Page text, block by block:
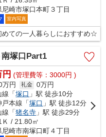
尼崎市塚口本町３丁目
室内写真
めての一人暮らしにおすすめ☆
塚口Part1
(管理費等：3000円 )
万円 礼金 0万円
線「塚口 」駅 徒歩10分
戸本線「塚口 」駅 徒歩12分
線「猪名寺 」駅 徒歩29分
Ｋ / 21.80㎡
尼崎市南塚口町４丁目